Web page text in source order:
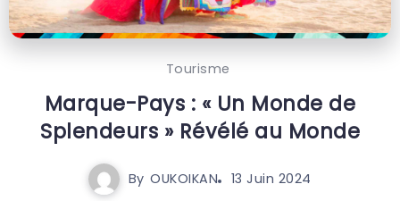
Tourisme
Marque-Pays : « Un Monde de
Splendeurs » Révélé au Monde
By OUKOIKAN 13 Juin 2024